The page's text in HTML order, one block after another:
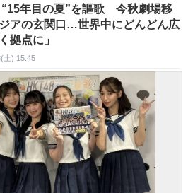
“15年目の夏”を謳歌 今秋劇場移
アの玄関口…世界中にどんどん広
拠点に」
土) 15:45